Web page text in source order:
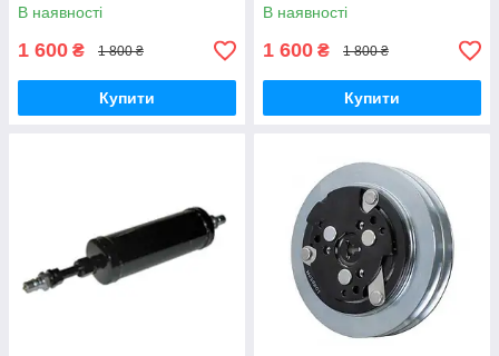
В наявності
1 600 ₴ 1 800 ₴
Купити
В наявності
1 600 ₴ 1 800 ₴
Купити